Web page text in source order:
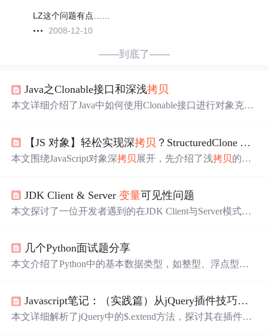
LZ这个问题有点……
2008-12-10
——到底了——
Java之Clonable接口和深浅拷贝
本文详细介绍了Java中如何使用Clonable接口进行对象克
【JS 对象】轻松实现深拷贝 ？StructuredClone API 了解一下！
本文围绕JavaScript对象深拷贝 展开，先介绍了浅拷贝的局
PI，它能解决多数痛点，支持广泛数据类型、处理循环引
用且高性能，但也有不能克隆函数、DOM节点等“戒律”，
JDK Client & Server变量可见性问题
本文探讨了一位开发者遇到的在JDK Client与Server模式
rver模式对变量优化的差异，Server模式为了性能可能不保
证多线程环境中的变量一致性，需要手动添加`volatile`关键
几个Python面试题分享
本文介绍了Python中的基本数据类型，如整型、浮点型、
拷贝和深拷贝的区别，以及__init__和__new__方法的作用
。这些知识点有助于提升开发者编写高效、安全代码的能
Javascript笔记：（实践篇）从jQuery插件技巧说起-深切解析extend办法（中篇）
本文详细解析了jQuery中的$.extend方法，探讨其在插件开